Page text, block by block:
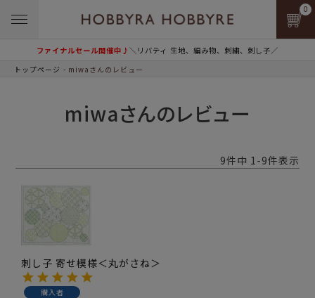
ファイナルセール開催中♪＼リバティ 生地、編み物、刺繍、刺し子／
0
トップページ miwaさんのレビュー
miwaさんのレビュー
9件中 1-9件表示
刺し子 寄せ模様＜丸がさね＞
購入者